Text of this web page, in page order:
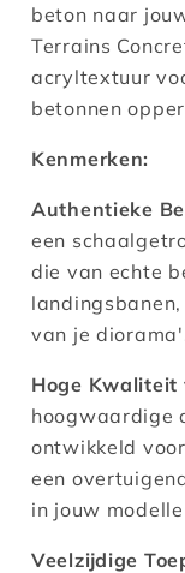
beton naar
Terrains
acryltextuur
betonnen
Kenmerken:
Authentieke
een
die van echte
van je
Hoge Kwaliteit
hoogwaardige
ontwikkeld
een
in jouw
Veelzijdige